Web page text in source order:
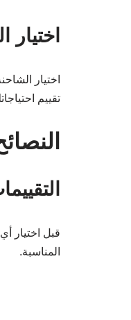
اختيار
اختيار
تقييم
قبل اختيار
المناسبة.